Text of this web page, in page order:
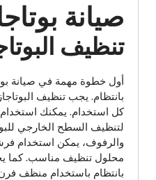
صيانة
تنظيف
أول خطوة مهمة في صيانة
بانتظام. يجب تنظيف
كل استخدام. يمكنك
لتنظيف السطح الخارجي
والرفوف، يمكن استخدام
محلول تنظيف مناسب. كما
بانتظام باستخدام منظف